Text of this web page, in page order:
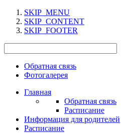
SKIP_MENU
SKIP_CONTENT
SKIP_FOOTER
Обратная связь
Фотогалерея
Главная
Обратная связь
Расписание
Информация для родителей
Расписание